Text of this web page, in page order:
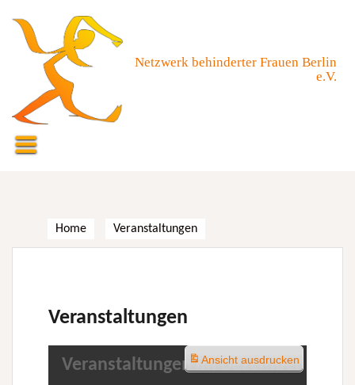
content
Netzwerk behinderter Frauen Berlin
e.V.
Home Veranstaltungen
Veranstaltungen
Veranstaltungen im Dezember
Ansichtausdrucken